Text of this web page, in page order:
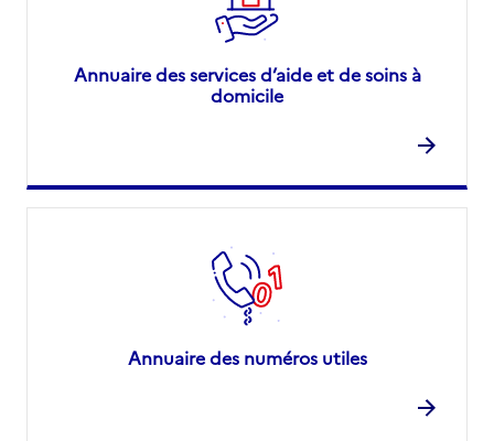
Annuaire des services d’aide et de soins à
domicile
Annuaire des numéros utiles